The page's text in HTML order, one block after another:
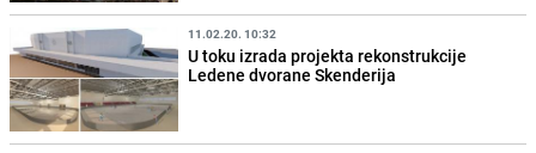
11.02.20. 10:32
U toku izrada projekta rekonstrukcije
Ledene dvorane Skenderija